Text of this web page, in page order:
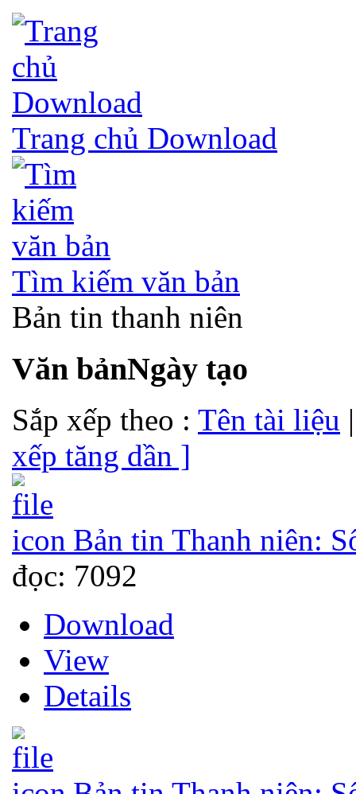
Trang chủ Download
Tìm kiếm văn bản
Bản tin thanh niên
Văn bảnNgày tạo
Sắp xếp theo : Tên tài liệu
xếp tăng dần ]
Bản tin Thanh niên:
đọc: 7092
Download
View
Details